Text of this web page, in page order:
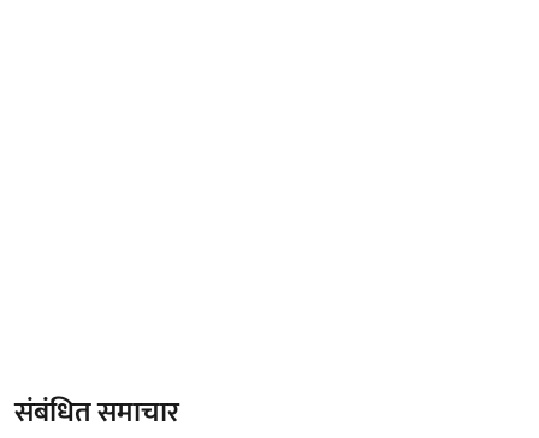
संबंधित समाचार